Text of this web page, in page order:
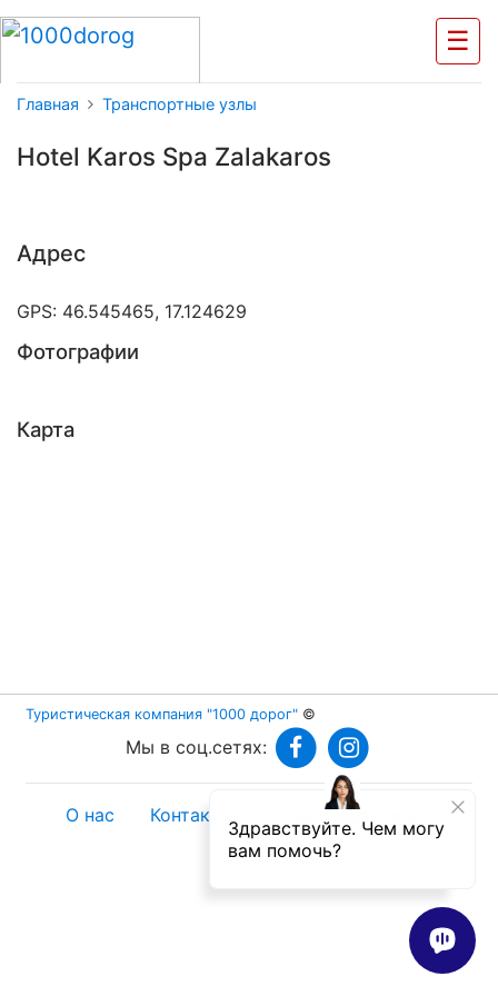
☰
Главная Транспортные узлы
Hotel Karos Spa Zalakaros
Адрес
GPS: 46.545465, 17.124629
Фотографии
Карта
Туристическая компания "1000 дорог" ©
Мы в соц.сетях:
О нас Контакты Спецпредложения